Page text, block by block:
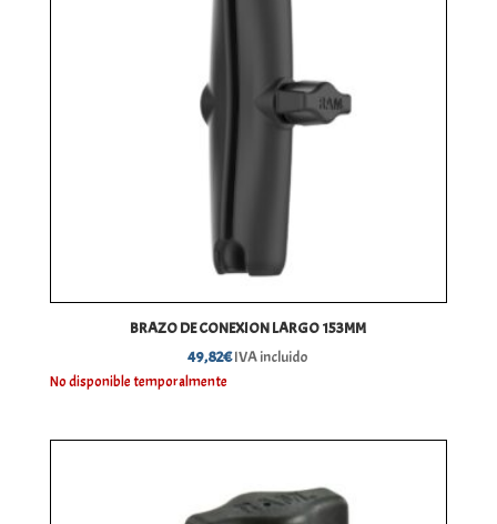
BRAZO DE CONEXION LARGO 153MM
49,82€IVA incluido
No disponible temporalmente